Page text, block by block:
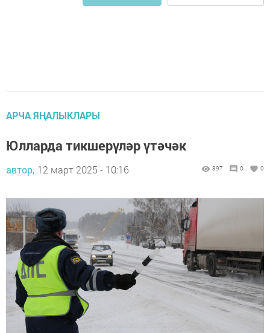
АРЧА ЯҢАЛЫКЛАРЫ
Юлларда тикшерүләр үтәчәк
автор, 12 март 2025 - 10:16 897 0 0